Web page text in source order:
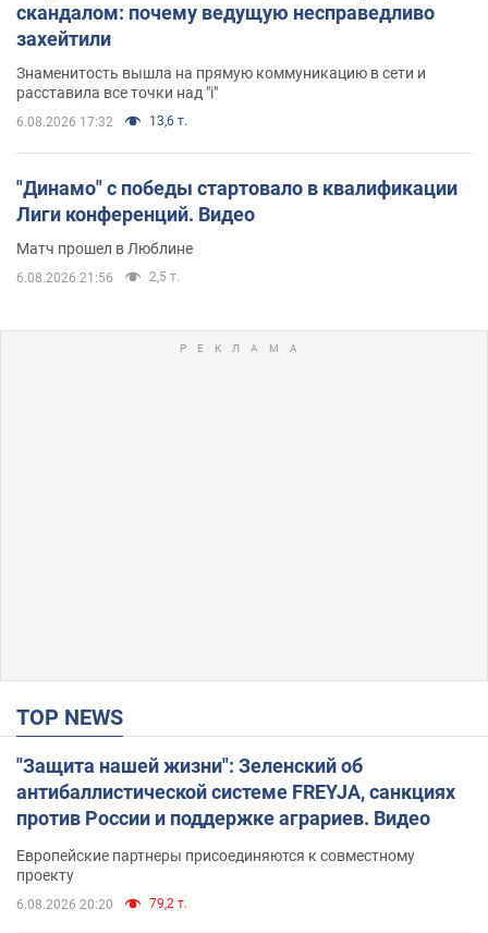
скандалом: почему ведущую несправедливо
захейтили
Знаменитость вышла на прямую коммуникацию в сети и
расставила все точки над "i"
6.08.2026 17:32 13,6 т.
"Динамо" с победы стартовало в квалификации
Лиги конференций. Видео
Матч прошел в Люблине
6.08.2026 21:56 2,5 т.
TOP NEWS
"Защита нашей жизни": Зеленский об
антибаллистической системе FREYJA, санкциях
против России и поддержке аграриев. Видео
Европейские партнеры присоединяются к совместному
проекту
6.08.2026 20:20 79,2 т.